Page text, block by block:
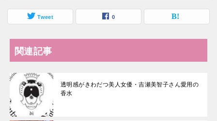
Tweet 0
関連記事
透明感がきわだつ美人女優・吉瀬美智子さん愛用の
香水